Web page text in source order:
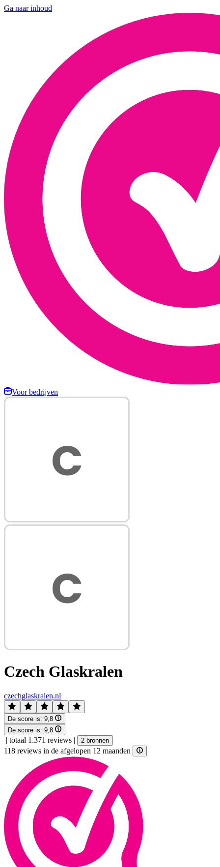
Ga naar inhoud
Voor bedrijven
Czech Glaskralen
czechglaskralen.nl
De score is: 9,8
De score is: 9,8
| totaal 1.371 reviews | 2 bronnen
118 reviews in de afgelopen 12 maanden